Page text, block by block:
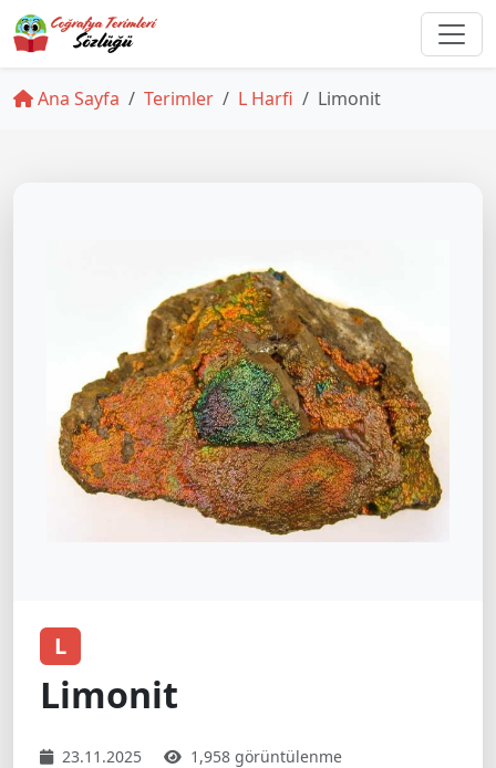
Ana Sayfa Terimler L Harfi Limonit
L
Limonit
23.11.2025 1,958 görüntülenme